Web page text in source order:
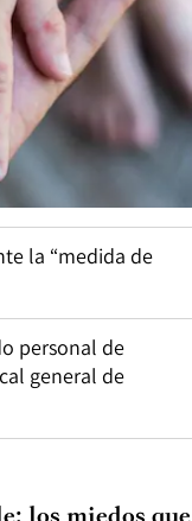
la “medida de
personal de
general de